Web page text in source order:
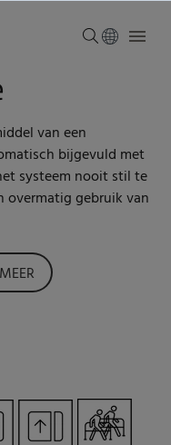
van een
bijgevuld met
systeem nooit stil te
overmatig gebruik van